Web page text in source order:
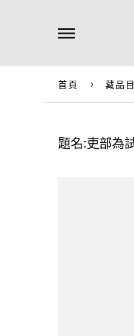
首頁 藏品
題名:吏部為